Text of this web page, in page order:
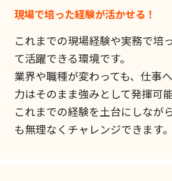
現場で培った経験が活かせる！
これまでの現場経験や実務で培
て活躍できる環境です。
業界や職種が変わっても、仕事
力はそのまま強みとして発揮可能
これまでの経験を土台にしなが
も無理なくチャレンジできます。